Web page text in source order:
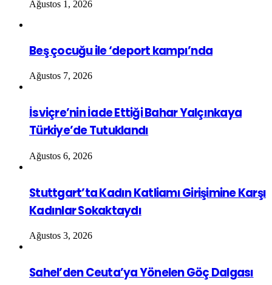
Ağustos 1, 2026
Beş çocuğu ile ‘deport kampı’nda
Ağustos 7, 2026
İsviçre’nin İade Ettiği Bahar Yalçınkaya
Türkiye’de Tutuklandı
Ağustos 6, 2026
Stuttgart’ta Kadın Katliamı Girişimine Karşı
Kadınlar Sokaktaydı
Ağustos 3, 2026
Sahel’den Ceuta’ya Yönelen Göç Dalgası